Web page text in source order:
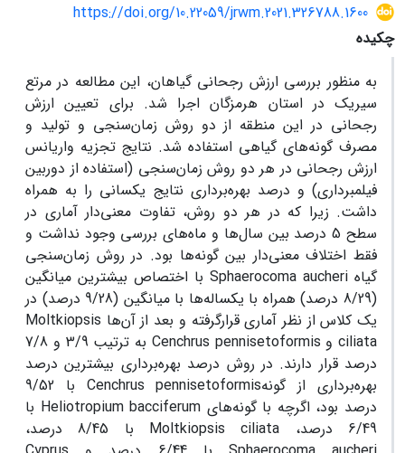
https://doi.org/10.22059/jrwm.2021.326788.1600
چکیده
به منظور بررسی ارزش رجحانی گیاهان، این مطالعه در مرتع
سیریک در استان هرمزگان اجرا شد. برای تعیین ارزش
رجحانی در این منطقه از دو روش زمان‌سنجی و تولید و
مصرف گونه‌های گیاهی استفاده شد. نتایج تجزیه واریانس
ارزش رجحانی در هر دو روش زمان‌سنجی (استفاده از دوربین
فیلمبرداری) و درصد بهره‌برداری نتایج یکسانی را به همراه
داشت. زیرا که در هر دو روش، تفاوت معنی‌دار آماری در
سطح 5 درصد بین سال‌ها و ماه‌های بررسی وجود نداشت و
فقط اختلاف معنی‌دار بین گونه‌ها بود. در روش زمان‌سنجی
گیاه Sphaerocoma aucheri با اختصاص بیشترین میانگین
(8/29 درصد) همراه با یکساله‌ها با میانگین (9/28 درصد) در
یک کلاس از نظر آماری قرارگرفته و بعد از آن‌ها Moltkiopsis
ciliata و Cenchrus pennisetoformis به ترتیب 3/9 و 7/8
درصد قرار دارند. در روش درصد بهره‌برداری بیشترین درصد
بهره‌برداری از گونهCenchrus pennisetoformis با 9/52
درصد بود، اگرچه با گونه‌های Heliotropium bacciferum با
6/49 درصد، Moltkiopsis ciliata با 8/45 درصد،